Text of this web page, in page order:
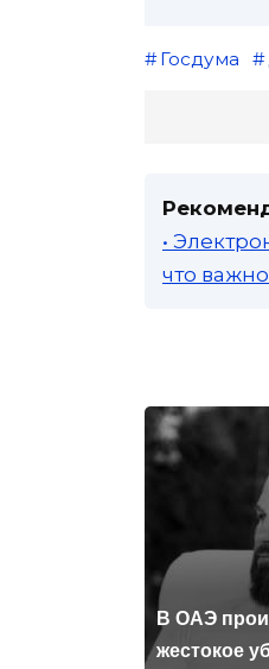
Госдума
•
что
В ОАЭ
жестокое